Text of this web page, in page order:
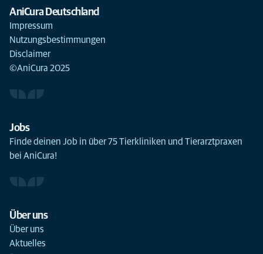
AniCura Deutschland
Impressum
Nutzungsbestimmungen
Disclaimer
©AniCura 2025
Jobs
Finde deinen Job in über 75 Tierkliniken und Tierarztpraxen
bei AniCura!
Über uns
Über uns
Aktuelles